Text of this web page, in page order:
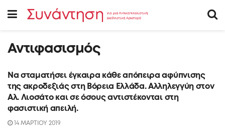
Αντιφασισμός
ΑΝΑΚΟΙΝΩΣΕΙΣ
Να σταματήσει έγκαιρα κάθε απόπειρα αφύπνισης
της ακροδεξιάς στη Βόρεια Ελλάδα. Αλληλεγγύη στον
Αλ. Λιοσάτο και σε όσους αντιστέκονται στη
φασιστική απειλή.
14 ΜΑΡΤΙΟΥ 2019